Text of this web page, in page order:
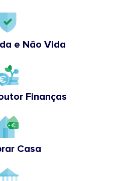
e Não Vida
Finanças
Casa